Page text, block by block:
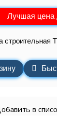
Лучшая цена
строительная
в